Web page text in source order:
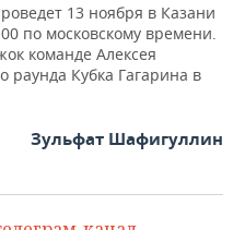
13 ноября в Казани
по московскому времени.
команде Алексея
раунда Кубка Гагарина в
Зульфат Шафигуллин